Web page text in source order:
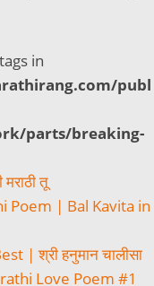
in
publ
parts/breaking-
तू
Poem | Bal Kavita in
| श्री हनुमान चालीसा
Love Poem #1